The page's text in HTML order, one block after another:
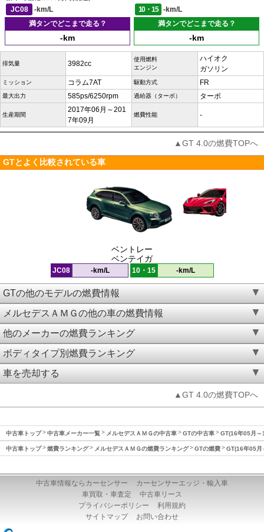
JC08
-km/L 10・15
-km/L
満タンでどこまで走る？
-km
満タンでどこまで走る？
-km
排気量 3982cc
使用燃料
エンジン
ハイオク
ガソリン
ミッション コラム7AT 駆動方式 FR
最大出力 585ps/6250rpm 過給器（ターボ） ターボ
生産期間
2017年06月～201
7年09月
燃費性能 -
▲GT 4.0の燃費TOPへ
GTとよく比較されている車
ベントレー
ベンテイガ
JC08 -km/L 10・15 -km/L
GTの他のモデルの燃費情報
メルセデスＡＭＧの他の車の燃費情報
他のメーカーの燃費ランキング
ボディタイプ別燃費ランキング
車を売却する
▲GT 4.0の燃費TOPへ
中古車トップ 中古車メーカー一覧 メルセデスＡＭＧの中古車 GTの中古車 GT(16年05月～
中古車トップ 燃費ランキング メルセデスＡＭＧの燃費ランキング GTの燃費 GT(16年05月
中古車情報ならカーセンサー
カーセンサーエッジ・輸入車
車買取・車査定
中古車リース
プライバシーポリシー
利用規約
サイトマップ
お問い合わせ